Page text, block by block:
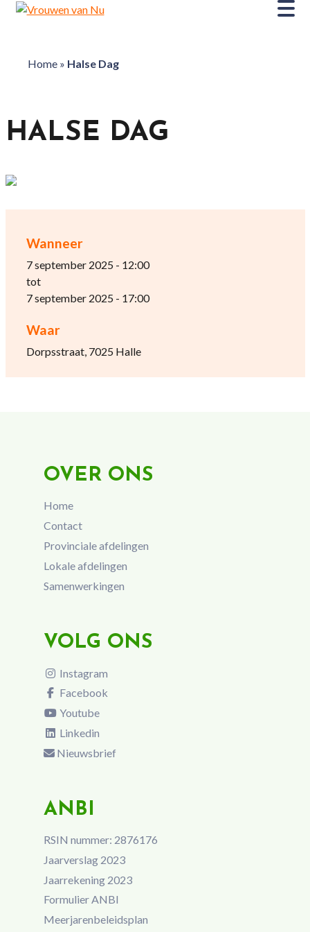
Home» Halse Dag
Wanneer
7 september 2025 - 12:00
tot
7 september 2025 - 17:00
Waar
Dorpsstraat, 7025 Halle
HALSE DAG
OVER ONS
Home
Contact
Provinciale afdelingen
Lokale afdelingen
Samenwerkingen
VOLG ONS
Instagram
Facebook
Youtube
Linkedin
Nieuwsbrief
ANBI
RSIN nummer: 2876176
Jaarverslag 2023
Jaarrekening 2023
Formulier ANBI
Meerjarenbeleidsplan